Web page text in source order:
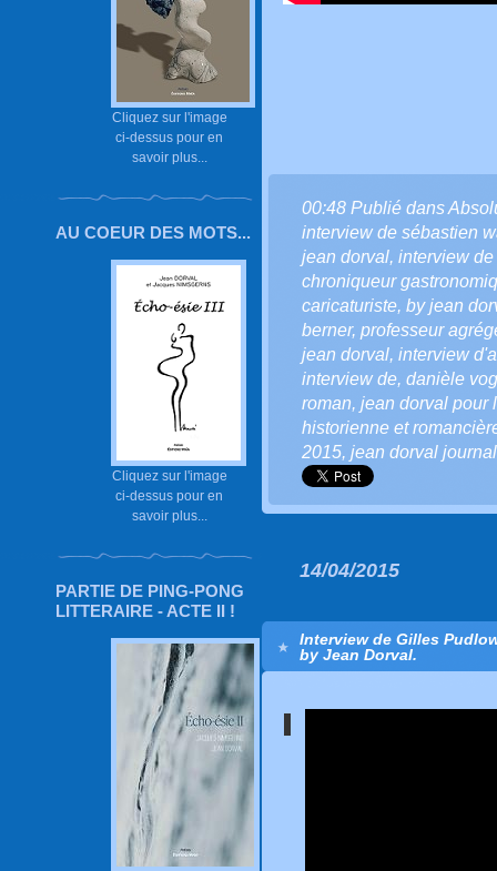
Cliquez sur l'image
ci-dessus pour en
savoir plus...
AU COEUR DES MOTS...
Cliquez sur l'image
ci-dessus pour en
savoir plus...
PARTIE DE PING-PONG
LITTERAIRE - ACTE II !
00:48 Publié dans
interview de sébastien
jean dorval, interview
chroniqueur
caricaturiste, by jean
berner, professeur
jean dorval, interview
interview de, danièle
roman, jean dorval pour
historienne et
2015, jean dorval
14/04/2015
Interview de Gilles
by Jean Dorval.